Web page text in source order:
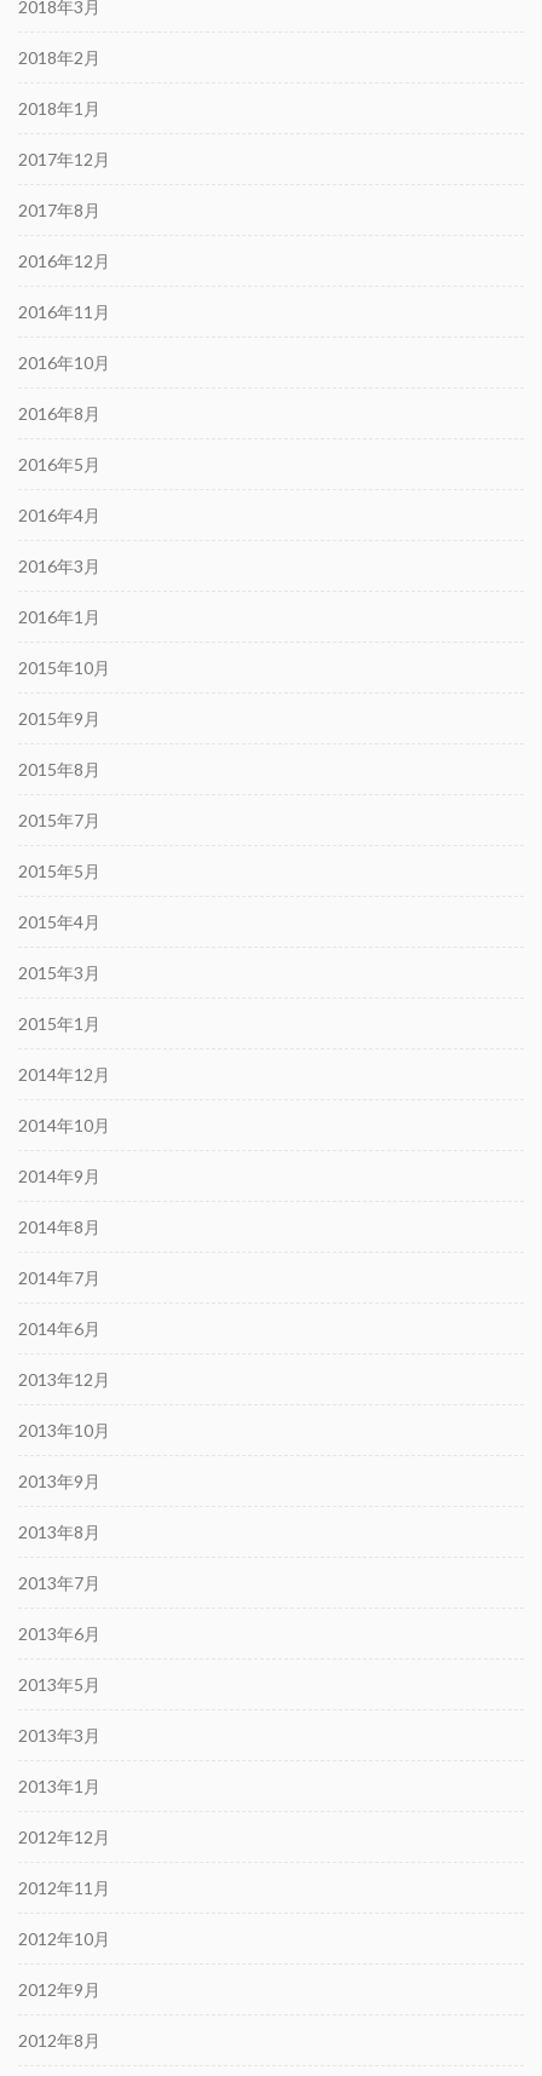
2018年3月
2018年2月
2018年1月
2017年12月
2017年8月
2016年12月
2016年11月
2016年10月
2016年8月
2016年5月
2016年4月
2016年3月
2016年1月
2015年10月
2015年9月
2015年8月
2015年7月
2015年5月
2015年4月
2015年3月
2015年1月
2014年12月
2014年10月
2014年9月
2014年8月
2014年7月
2014年6月
2013年12月
2013年10月
2013年9月
2013年8月
2013年7月
2013年6月
2013年5月
2013年3月
2013年1月
2012年12月
2012年11月
2012年10月
2012年9月
2012年8月